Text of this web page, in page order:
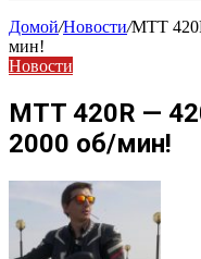
Домой/Новости/MTT
мин!
Новости
MTT 420R —
2000 об/мин!